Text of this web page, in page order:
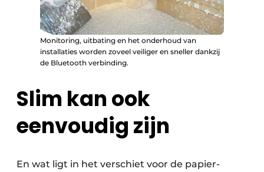
Monitoring, uitbating en het onderhoud van
installaties worden zoveel veiliger en sneller dankzij
de Bluetooth verbinding.
Slim kan ook
eenvoudig zijn
En wat ligt in het verschiet voor de papier­